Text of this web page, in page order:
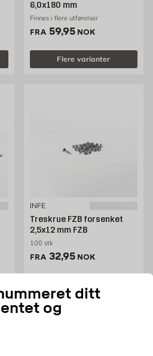
ditt
og
6,0x180 mm
Finnes i flere utførelser
FRA Pris 59.95 NOK /stk
59,95 NOK
Flere varianter
INFE
Treskrue FZB forsenket
2,5x12 mm FZB
100 stk
FRA Pris 32.95 NOK /stk
32,95 NOK